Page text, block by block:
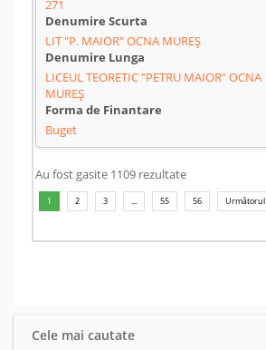
271
LIT "P. MAIOR" OCNA MUREȘ
LICEUL TEORETIC "PETRU MAIOR" OCNA
MUREȘ
Buget
Au fost gasite 1109 rezultate
1 2 3 ... 55 56 Următorul
Cele mai cautate